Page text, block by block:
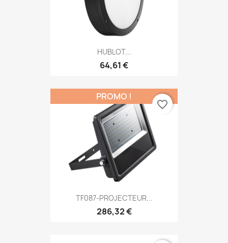
HUBLOT...
64,61 €
TF087-PROJECTEUR...
286,32 €
PROMO !
favorite_border